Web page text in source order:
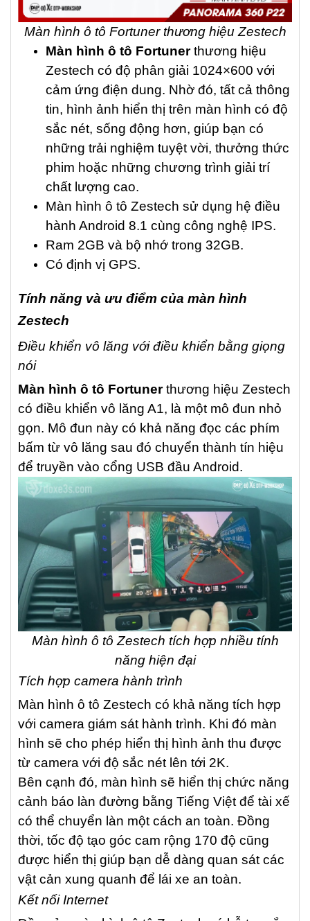
Màn hình ô tô Fortuner thương hiệu Zestech
Màn hình ô tô Fortunerthương hiệu
Zestech có độ phân giải 1024×600 với
cảm ứng điện dung. Nhờ đó, tất cả thông
tin, hình ảnh hiển thị trên màn hình có độ
sắc nét, sống động hơn, giúp bạn có
những trải nghiệm tuyệt vời, thưởng thức
phim hoặc những chương trình giải trí
chất lượng cao.
Màn hình ô tô Zestech sử dụng hệ điều
hành Android 8.1 cùng công nghệ IPS.
Ram 2GB và bộ nhớ trong 32GB.
Có định vị GPS.
Tính năng và ưu điểm của màn hình
Zestech
Điều khiển vô lăng với điều khiển bằng giọng
nói
Màn hình ô tô Fortunerthương hiệu Zestech
có điều khiển vô lăng A1, là một mô đun nhỏ
gọn. Mô đun này có khả năng đọc các phím
bấm từ vô lăng sau đó chuyển thành tín hiệu
để truyền vào cổng USB đầu Android.
Màn hình ô tô Zestech tích hợp nhiều tính
năng hiện đại
Tích hợp camera hành trình
Màn hình ô tô Zestech có khả năng tích hợp
với camera giám sát hành trình. Khi đó màn
hình sẽ cho phép hiển thị hình ảnh thu được
từ camera với độ sắc nét lên tới 2K.
Bên cạnh đó, màn hình sẽ hiển thị chức năng
cảnh báo làn đường bằng Tiếng Việt để tài xế
có thể chuyển làn một cách an toàn. Đồng
thời, tốc độ tạo góc cam rộng 170 độ cũng
được hiển thị giúp bạn dễ dàng quan sát các
vật cản xung quanh để lái xe an toàn.
Kết nối Internet